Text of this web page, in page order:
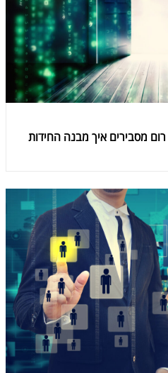
מסבירים איך מבנה החידות